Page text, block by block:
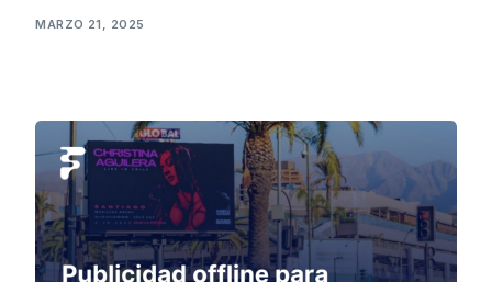
MARZO 21, 2025